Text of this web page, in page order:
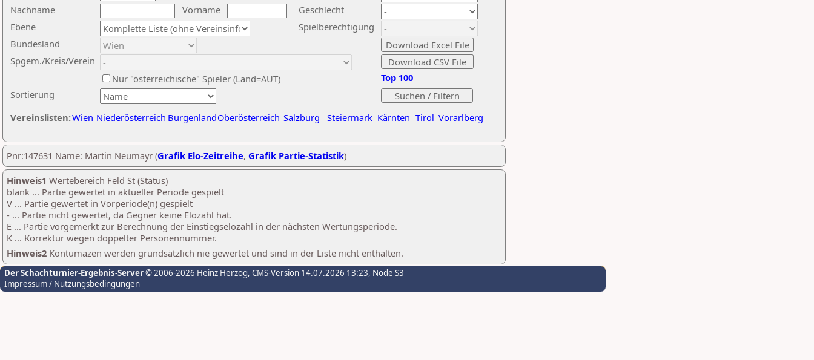
Nachname
Vorname
Ebene
Sortierung
Bundesland
Spgem./Kreis/Verein
Geschlecht
Nur "österreichische" Spieler (Land=AUT)
Spielberechtigung
Vereinslisten:Wien Niederösterreich BurgenlandOberösterreich Salzburg Steiermark Kärnten Tirol Vorarlberg
Top 100
Pnr:147631 Name: Martin Neumayr (Grafik Elo-Zeitreihe, Grafik Partie-Statistik)
Hinweis1 Wertebereich Feld St (Status)
blank ... Partie gewertet in aktueller Periode gespielt
V ... Partie gewertet in Vorperiode(n) gespielt
- ... Partie nicht gewertet, da Gegner keine Elozahl hat.
E ... Partie vorgemerkt zur Berechnung der Einstiegselozahl in der nächsten Wertungsperiode.
K ... Korrektur wegen doppelter Personennummer.
Hinweis2 Kontumazen werden grundsätzlich nie gewertet und sind in der Liste nicht enthalten.
Der Schachturnier-Ergebnis-Server© 2006-2026 Heinz Herzog, CMS-Version 14.07.2026 13:23, Node S3
Impressum / Nutzungsbedingungen